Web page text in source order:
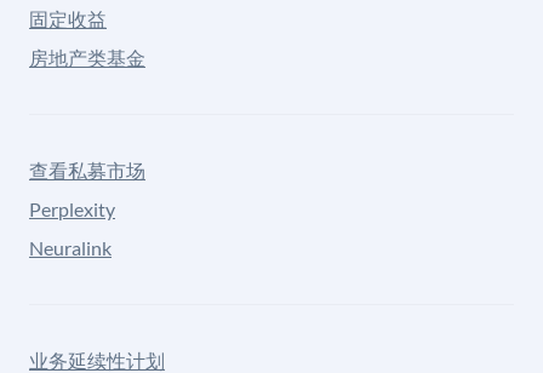
固定收益
房地产类基金
查看私募市场
Perplexity
Neuralink
业务延续性计划